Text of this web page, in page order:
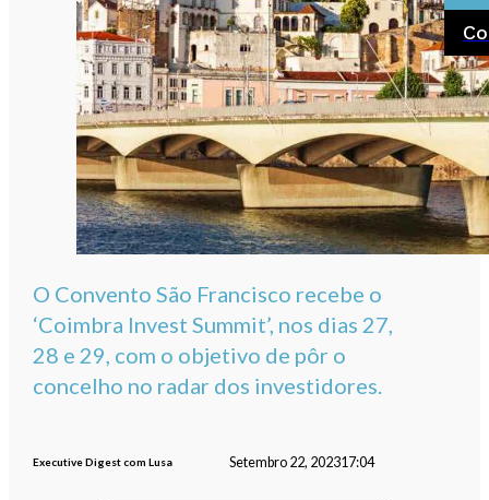
O Convento São Francisco recebe o
‘Coimbra Invest Summit’, nos dias 27,
28 e 29, com o objetivo de pôr o
concelho no radar dos investidores.
Executive Digest com Lusa Setembro 22, 202317:04